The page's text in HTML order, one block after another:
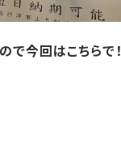
今回はこちらで！